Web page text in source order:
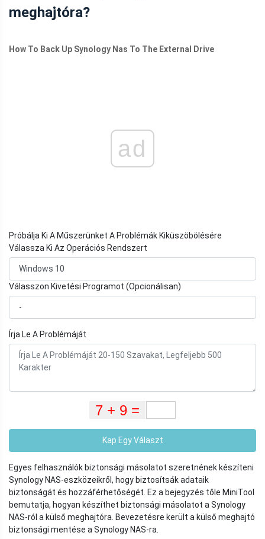
meghajtóra?
How To Back Up Synology Nas To The External Drive
ad
Próbálja Ki A Műszerünket A Problémák Kiküszöbölésére
Válassza Ki Az Operációs Rendszert
Válasszon Kivetési Programot (Opcionálisan)
Írja Le A Problémáját
Kap Egy Választ
Egyes felhasználók biztonsági másolatot szeretnének készíteni
Synology NAS-eszközeikről, hogy biztosítsák adataik
biztonságát és hozzáférhetőségét. Ez a bejegyzés tőle MiniTool
bemutatja, hogyan készíthet biztonsági másolatot a Synology
NAS-ról a külső meghajtóra. Bevezetésre került a külső meghajtó
biztonsági mentése a Synology NAS-ra.